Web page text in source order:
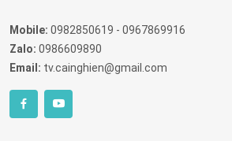
Mobile: 0982850619 - 0967869916
Zalo: 0986609890
Email: tv.cainghien@gmail.com